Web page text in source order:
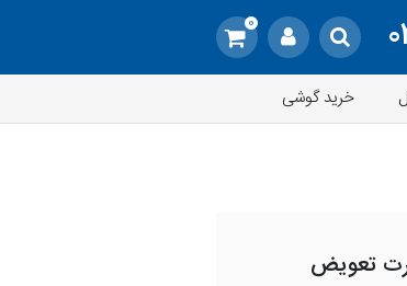
0
خرید گوشی